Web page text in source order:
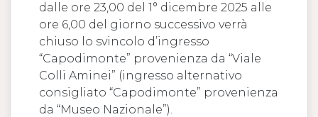
dalle ore 23,00 del 1° dicembre 2025 alle
ore 6,00 del giorno successivo verrà
chiuso lo svincolo d’ingresso
“Capodimonte” provenienza da “Viale
Colli Aminei” (ingresso alternativo
consigliato “Capodimonte” provenienza
da “Museo Nazionale”).